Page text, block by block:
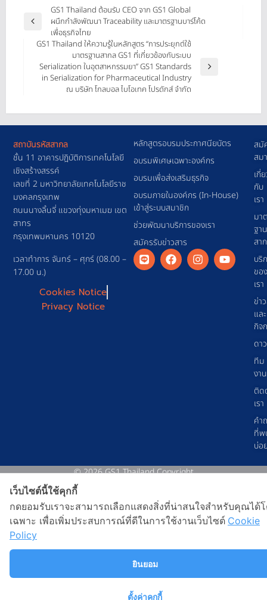
GS1 Thailand ต้อนรับ CEO จาก GS1 Global
ผนึกกำลังพัฒนา Traceability และมาตรฐานบาร์โค้ด
เพื่อธุรกิจไทย
GS1 Thailand ให้ความรู้ในหลักสูตร “การประยุกต์ใช้
มาตรฐานสากล GS1 ที่เกี่ยวข้องกับระบบ
Serialization ในอุตสาหกรรมยา” GS1 Standards
in Serialization for Pharmaceutical Industry
ณ บริษัท โกลบอล ไบโอเทค โปรดักส์ จำกัด
สมั
สม
เกี่
กับ
เรา
มา
ฐาน
สา
บริ
ของ
เรา
ข่า
และ
กิจ
ดา
ทีม
งาน
ติด
เรา
คำ
ที่พ
บ่อ
หลักสูตรอบรมประกาศนียบัตร
อบรมพิเศษเฉพาะองค์กร
อบรมเพื่อส่งเสริมธุรกิจ
อบรมภายในองค์กร (In-House)
เข้าสู่ระบบสมาชิก
ช่วยพัฒนาบริการของเรา
สมัครรับข่าวสาร
สถาบันรหัสสากล
ชั้น 11 อาคารปฎิบัติการเทคโนโลยี
เชิงสร้างสรรค์
เลขที่ 2 มหาวิทยาลัยเทคโนโลยีราช
มงคลกรุงเทพ
ถนนนางลิ้นจี่ แขวงทุ่งมหาเมฆ เขต
สาทร
กรุงเทพมหานคร 10120
เวลาทำการ จันทร์ – ศุกร์ (08.00 –
17.00 น.)
Cookies Notice
Privacy Notice
© 2026 GS1 Thailand Copyright
เว็บไซต์นี้ใช้คุกกี้
กดยอมรับเราจะสามารถเลือกแสดงสิ่งที่น่าสนใจสำหรับคุณได้
เฉพาะ เพื่อเพิ่มประสบการณ์ที่ดีในการใช้งานเว็บไซต์ Cookie
Policy
ยินยอม
ตั้งค่าคุกกี้